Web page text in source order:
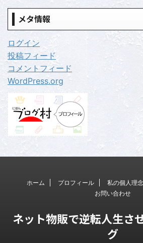
メタ情報
ログイン
投稿フィード
コメントフィード
WordPress.org
ホーム プロフィール 私の個人理念
お問い合わせ
ネット物販で逆転人生さ
グ